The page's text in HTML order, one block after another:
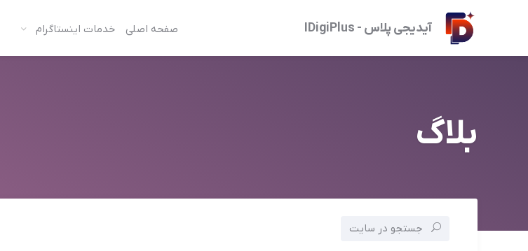
آیدیجی پلاس - IDigiPlus صفحه اصلی خدمات اینستاگرام
بلاگ
جستجو در سایت